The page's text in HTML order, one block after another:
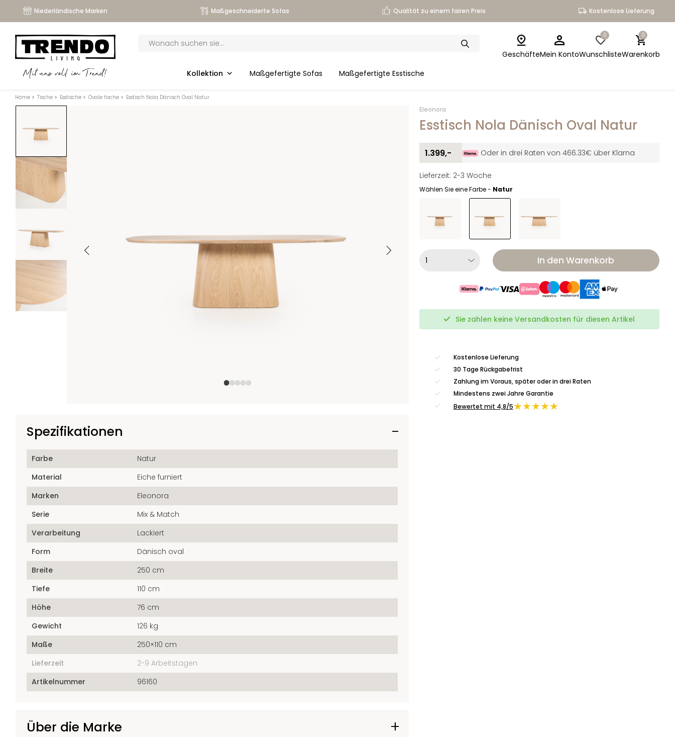
Niederländische Marken Maßgeschneiderte Sofas Qualität zu einem fairen Preis Kostenlose Lieferung
Mit uns voll im Trend!
search
Kollektion Maßgefertigte Sofas Maßgefertigte Esstische
GeschäfteMein Konto
0
Wunschliste
0
Warenkorb
Home > Tische > Esstische > Ovale tische > Esstisch Nola Dänisch Oval Natur
Spezifikationen
Farbe
Natur
Material
Eiche furniert
Marken
Eleonora
Serie
Mix & Match
Verarbeitung
Lackiert
Form
Dänisch oval
Breite
250 cm
Tiefe
110 cm
Höhe
76 cm
Gewicht
126 kg
Maße
250×110 cm
Lieferzeit
2-9 Arbeitstagen
Artikelnummer
96160
Über die Marke
Eleonora
Esstisch Nola Dänisch Oval Natur
1.399,- Oder in drei Raten von 466.33€ über Klarna
Lieferzeit: 2-3 Woche
Wählen Sie eine Farbe - Natur
In den Warenkorb
Sie zahlen keine Versandkosten für diesen Artikel
Kostenlose Lieferung
30 Tage Rückgabefrist
Zahlung im Voraus, später oder in drei Raten
Mindestens zwei Jahre Garantie
Bewertet mit 4,8/5★★★★★